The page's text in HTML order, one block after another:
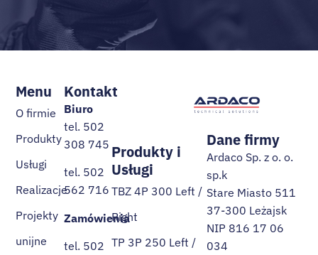
Dane firmy
Ardaco Sp. z o. o.
sp.k
Stare Miasto 511
37-300 Leżajsk
NIP 816 17 06
034
Kontakt
Biuro
tel. 502
308 745
tel. 502
562 716
Zamówienia
tel. 502
Menu
O firmie
Produkty
Usługi
Realizacje
Projekty
unijne
Produkty i
Usługi
TBZ 4P 300 Left /
Right
TP 3P 250 Left /